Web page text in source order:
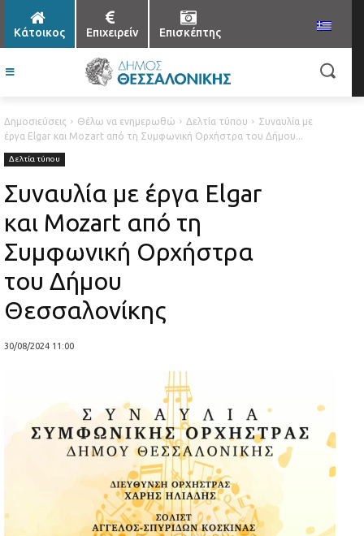
Κάτοικος Επιχειρείν Επισκέπτης
Δημοσιεύσεις Θέλω να ενημερωθώ Δελτία τύπου
Συναυλία με
έργα Elgar και Mozart από τη Συμφωνική Ορχήστρα του Δήμου...
Δελτία τύπου
Συναυλία με έργα Elgar
και Mozart από τη
Συμφωνική Ορχήστρα
του Δήμου
Θεσσαλονίκης
30/08/2024 11:00